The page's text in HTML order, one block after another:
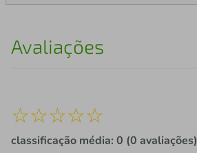
Avaliações
☆☆☆☆☆
classificação média: 0 (0 avaliações)